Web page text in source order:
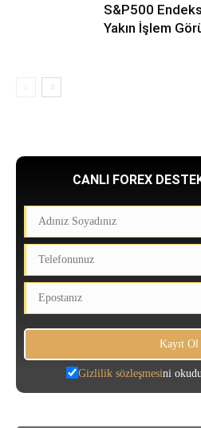
S&P500
Yakın İşlem
CANLI FOREX
Gizlilik sözleşmesini